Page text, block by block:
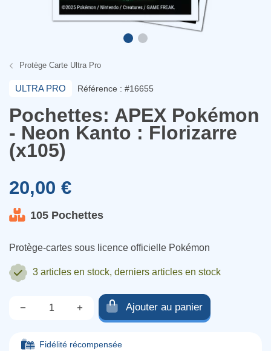
Protège Carte Ultra Pro
ULTRA PRO Référence : #16655
Pochettes: APEX Pokémon
- Neon Kanto : Florizarre
(x105)
20,00 €
105 Pochettes
Protège-cartes sous licence officielle Pokémon
3 articles en stock, derniers articles en stock
− + Ajouter au panier
Fidélité récompensée